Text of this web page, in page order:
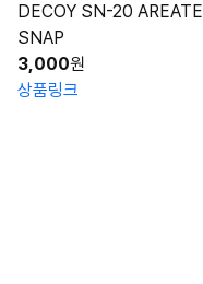
DECOY SN-20 AREATE
SNAP
3,000원
상품링크